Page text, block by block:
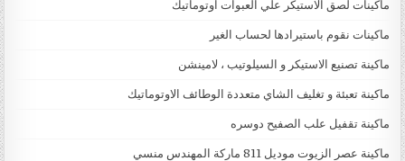
ماكينات لصق الاستيكر علي العبوات اوتوماتيك
ماكينات نقوم باستيرادها لحساب الغير
ماكينة تصنيع الاستيكر و السيلوتيب ، لامينشن
ماكينة تعبئة و تغليف الشاي متعددة الوطائف الاوتوماتيك
ماكينة تقفيل علب الصفيح دوسره
ماكينة عصر الزيوت موديل 811 ماركة المهندس منسي